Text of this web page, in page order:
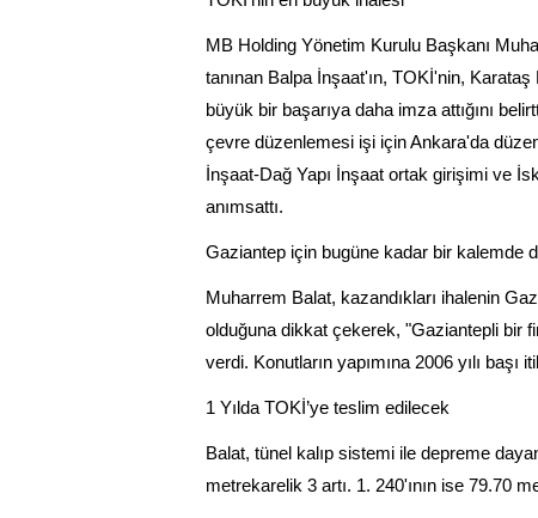
MB Holding Yönetim Kurulu Başkanı
tanınan Balpa İnşaat'ın, TOKİ'nin,
büyük bir başarıya daha imza attığını
çevre düzenlemesi işi için Ankara'da
İnşaat-Dağ Yapı İnşaat ortak girişimi ve
anımsattı.
Gaziantep için bugüne kadar bir kalemde
Muharrem Balat, kazandıkları ihalenin
olduğuna dikkat çekerek, "Gaziantepli bir
verdi. Konutların yapımına 2006 yılı
1 Yılda TOKİ’ye teslim edilecek
Balat, tünel kalıp sistemi ile depreme
metrekarelik 3 artı. 1. 240'ının ise 79.70